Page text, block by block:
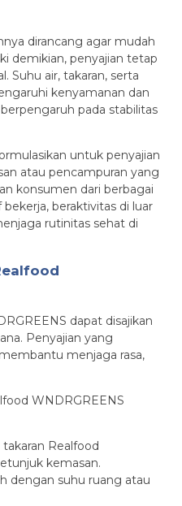
dirancang agar mudah
demikian, penyajian tetap
Suhu air, takaran, serta
kenyamanan dan
pada stabilitas
untuk penyajian
atau pencampuran yang
konsumen dari berbagai
beraktivitas di luar
rutinitas sehat di
dapat disajikan
Penyajian yang
menjaga rasa,
WNDRGREENS
Realfood
kemasan.
dengan suhu ruang atau